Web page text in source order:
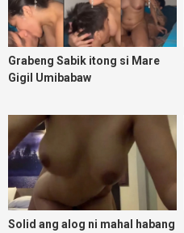
Grabeng Sabik itong si Mare
Gigil Umibabaw
Solid ang alog ni mahal habang